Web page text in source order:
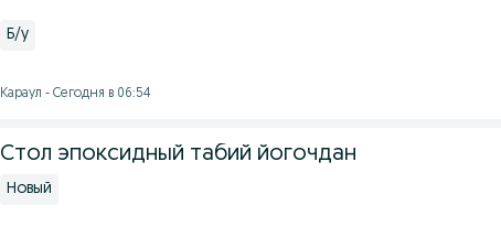
Б/у
Караул - Сегодня в 06:54
Стол эпоксидный табий йогочдан
Новый